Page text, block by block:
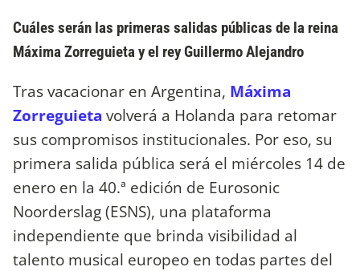
Cuáles serán las primeras salidas públicas de la reina
Máxima Zorreguieta y el rey Guillermo Alejandro
Tras vacacionar en Argentina, Máxima
Zorreguieta volverá a Holanda para retomar
sus compromisos institucionales. Por eso, su
primera salida pública será el miércoles 14 de
enero en la 40.ª edición de Eurosonic
Noorderslag (ESNS), una plataforma
independiente que brinda visibilidad al
talento musical europeo en todas partes del